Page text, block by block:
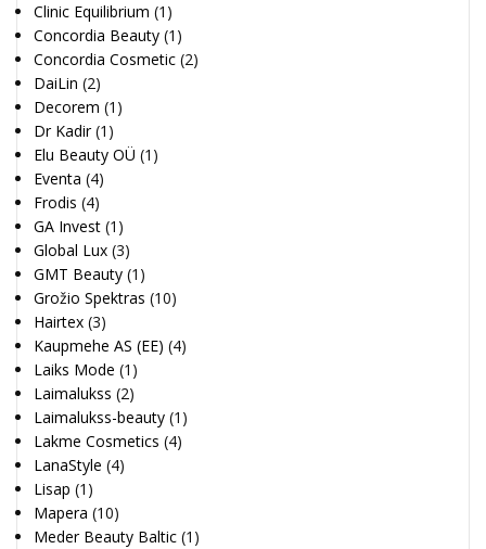
Clinic Equilibrium (1)
Concordia Beauty (1)
Concordia Cosmetic (2)
DaiLin (2)
Decorem (1)
Dr Kadir (1)
Elu Beauty OÜ (1)
Eventa (4)
Frodis (4)
GA Invest (1)
Global Lux (3)
GMT Beauty (1)
Grožio Spektras (10)
Hairtex (3)
Kaupmehe AS (EE) (4)
Laiks Mode (1)
Laimalukss (2)
Laimalukss-beauty (1)
Lakme Cosmetics (4)
LanaStyle (4)
Lisap (1)
Mapera (10)
Meder Beauty Baltic (1)